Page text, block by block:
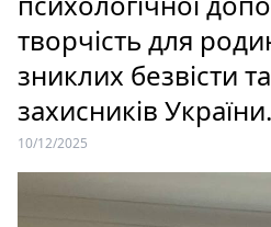
творчість для
зниклих безвісти
захисників України.
10/12/2025